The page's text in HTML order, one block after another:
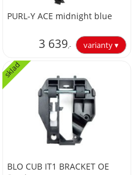
PURL-Y ACE midnight blue
3 639,-
BLO CUB IT1 BRACKET OE
sklad